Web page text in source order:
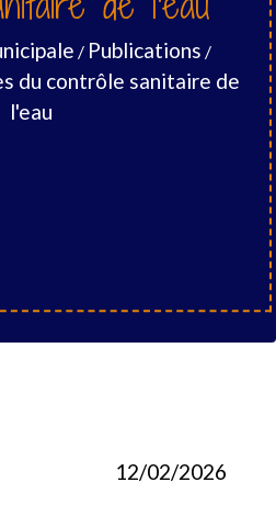
/ Publications /
du contrôle sanitaire de
l'eau
12/02/2026